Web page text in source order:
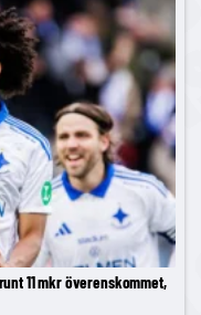
11 mkr överenskommet,